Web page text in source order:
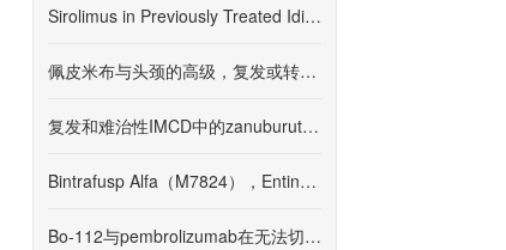
Sirolimus in Previously Treated Idiopathic Multicentric Castleman Disease
佩皮米布与头颈的高级，复发或转移性鳞状细胞癌中的pepbrolizumab结合使用（主题B84）
复发和难治性IMCD中的zanuburutinib：一项前瞻性，单中心的单臂试验（IMCD）
Bintrafusp Alfa（M7824），Entinostat和NHS-IL12（M9241）组合的I/II期试验
Bo-112与pembrolizumab在无法切除的恶性黑色素瘤中（Spotlight203）